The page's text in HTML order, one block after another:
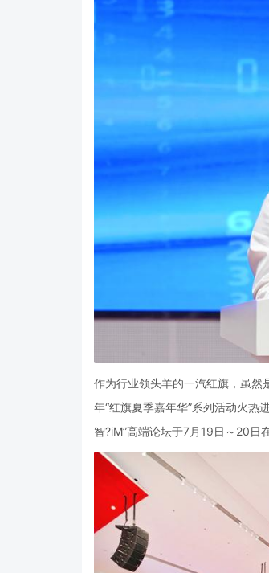
作为行业领头羊的一汽红旗，虽然
年“红旗夏季嘉年华”系列活动火热
智?iM”高端论坛于7月 19日～ 20日